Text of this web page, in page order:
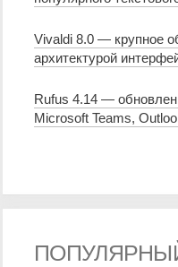
Vivaldi 8.0 — крупное
архитектурой
Rufus 4.14 —
Microsoft Teams,